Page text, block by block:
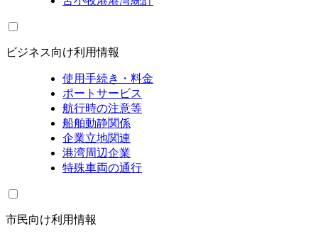
ビジネス向け利用情報
使用手続き・料金
ポートサービス
航行時の注意等
船舶動静関係
企業立地関連
港湾周辺企業
特殊車両の通行
市民向け利用情報